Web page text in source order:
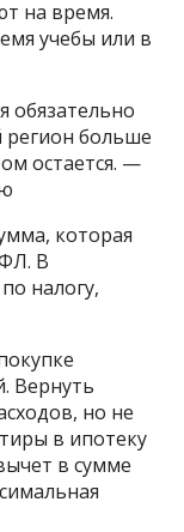
на время.
учебы или в
обязательно
регион больше
остается. —
которая
В
налогу,
Вернуть
но не
в ипотеку
в сумме